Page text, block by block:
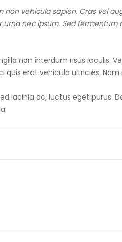
vehicula sapien. Cras vel
nec ipsum. Sed fermentum
non interdum risus iaculis.
erat vehicula ultricies.
lacinia ac, luctus eget purus.